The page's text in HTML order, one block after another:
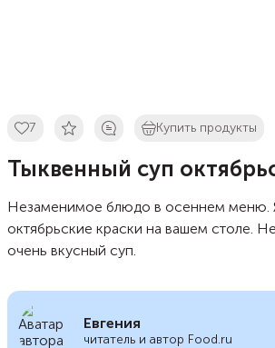
7 Купить продукты
Тыквенный суп
Незаменимое блюдо в осеннем меню.
октябрьские краски на вашем столе.
очень вкусный суп.
Евгения
читатель и автор Food.ru